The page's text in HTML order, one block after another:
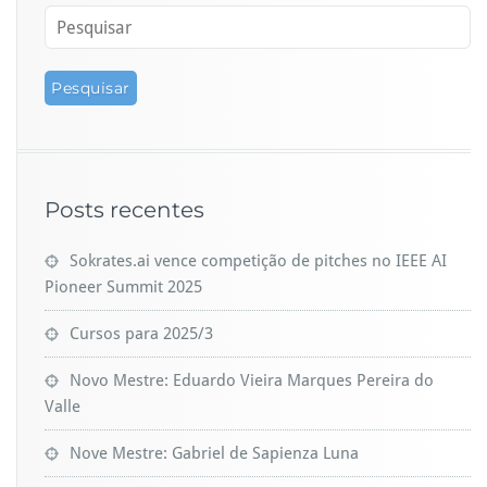
Posts recentes
Sokrates.ai vence competição de pitches no IEEE AI
Pioneer Summit 2025
Cursos para 2025/3
Novo Mestre: Eduardo Vieira Marques Pereira do
Valle
Nove Mestre: Gabriel de Sapienza Luna